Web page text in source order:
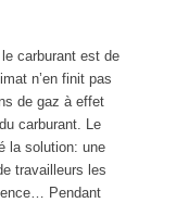
carburant est de
n’en finit pas
de gaz à effet
carburant. Le
la solution: une
travailleurs les
Pendant